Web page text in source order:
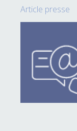
Article presse